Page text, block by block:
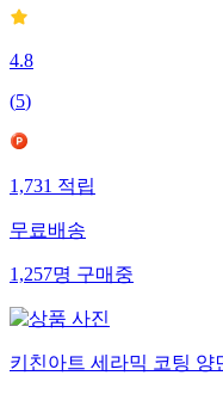
4.8
(5)
1,731적립
무료배송
1,257명구매중
키친아트 세라믹 코팅 양